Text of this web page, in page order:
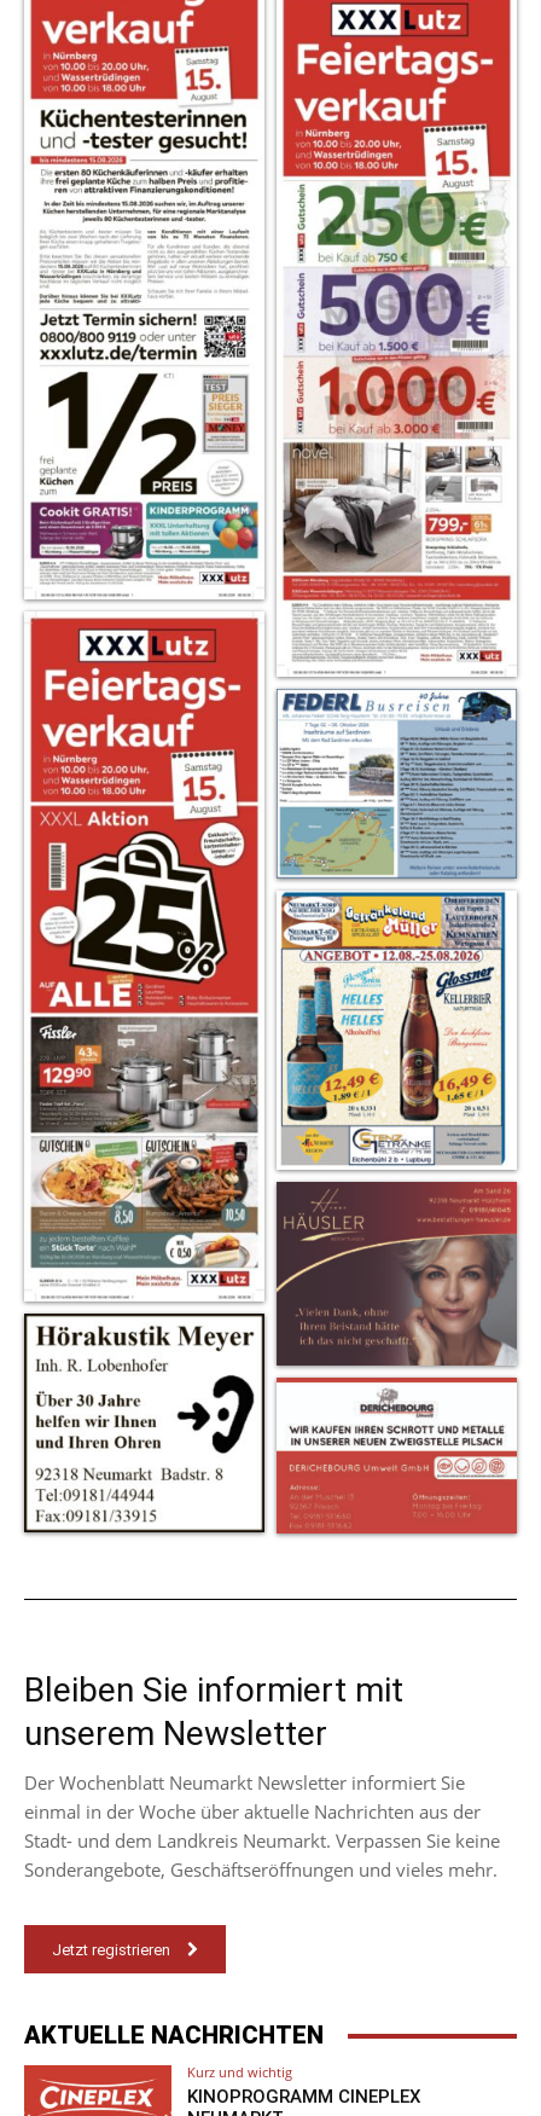
Bleiben Sie informiert mit
unserem Newsletter
Der Wochenblatt Neumarkt Newsletter informiert Sie
einmal in der Woche über aktuelle Nachrichten aus der
Stadt- und dem Landkreis Neumarkt. Verpassen Sie keine
Sonderangebote, Geschäftseröffnungen und vieles mehr.
Jetzt registrieren
AKTUELLE NACHRICHTEN
Kurz und wichtig
KINOPROGRAMM CINEPLEX